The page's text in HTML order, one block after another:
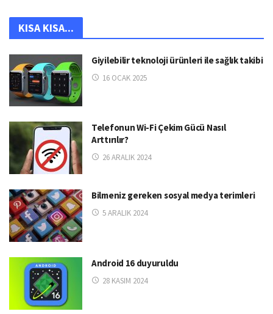
KISA KISA...
Giyilebilir teknoloji ürünleri ile sağlık takibi
16 OCAK 2025
Telefonun Wi-Fi Çekim Gücü Nasıl
Arttırılır?
26 ARALIK 2024
Bilmeniz gereken sosyal medya terimleri
5 ARALIK 2024
Android 16 duyuruldu
28 KASIM 2024